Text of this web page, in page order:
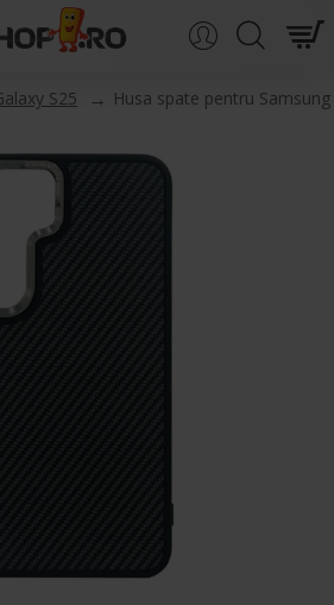
S25 Husa spate pentru